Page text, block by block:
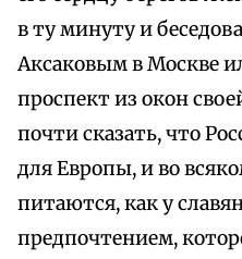
в ту минуту и
Аксаковым в Москве
проспект из окон
почти сказать, что
для Европы, и во
питаются, как у
предпочтением,